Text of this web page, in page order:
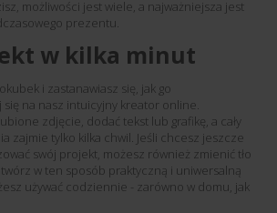
możliwości jest wiele, a najważniejsza jest
prezentu.
w kilka minut
i zastanawiasz się, jak go
się na nasz intuicyjny kreator online.
zdjęcie, dodać tekst lub grafikę, a cały
zajmie tylko kilka chwil. Jeśli chcesz jeszcze
swój projekt, możesz również zmienić tło
w ten sposób praktyczną i uniwersalną
używać codziennie - zarówno w domu, jak